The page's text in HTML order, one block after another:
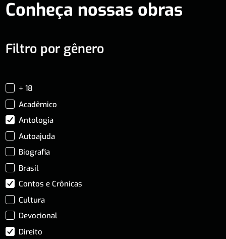
Conheça nossas obras
Filtro por gênero
+ 18
Acadêmico
Antologia
Autoajuda
Biografia
Brasil
Contos e Crônicas
Cultura
Devocional
Direito